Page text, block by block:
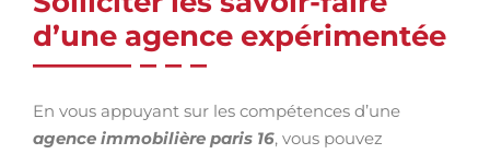
d’une agence expérimentée
En vous appuyant sur les compétences d’une
agence immobilière paris 16, vous pouvez